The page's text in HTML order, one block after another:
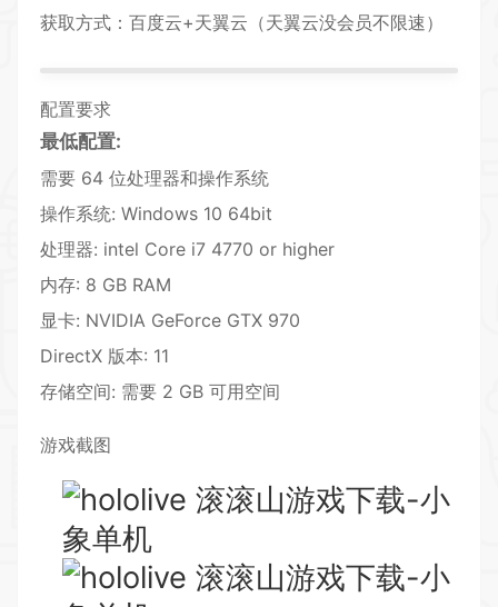
获取方式：百度云+天翼云（天翼云没会员不限速）
配置要求
最低配置:
需要 64 位处理器和操作系统
操作系统: Windows 10 64bit
处理器: intel Core i7 4770 or higher
内存: 8 GB RAM
显卡: NVIDIA GeForce GTX 970
DirectX 版本: 11
存储空间: 需要 2 GB 可用空间
游戏截图